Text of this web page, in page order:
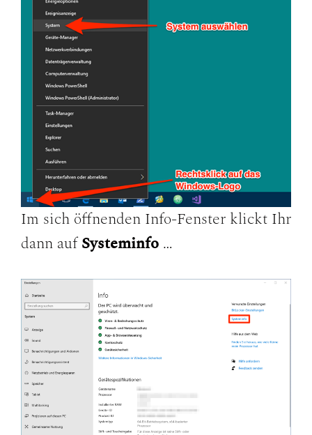
Im sich öffnenden Info-Fenster klickt Ihr
dann aufSysteminfo …